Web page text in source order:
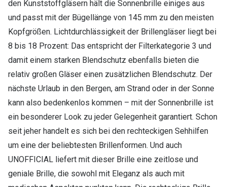
den Kunststoffgläsern hält die Sonnenbrille einiges aus
und passt mit der Bügellänge von 145 mm zu den meisten
Kopfgrößen. Lichtdurchlässigkeit der Brillengläser liegt bei
8 bis 18 Prozent: Das entspricht der Filterkategorie 3 und
damit einem starken Blendschutz ebenfalls bieten die
relativ großen Gläser einen zusätzlichen Blendschutz. Der
nächste Urlaub in den Bergen, am Strand oder in der Sonne
kann also bedenkenlos kommen – mit der Sonnenbrille ist
ein besonderer Look zu jeder Gelegenheit garantiert. Schon
seit jeher handelt es sich bei den rechteckigen Sehhilfen
um eine der beliebtesten Brillenformen. Und auch
UNOFFICIAL liefert mit dieser Brille eine zeitlose und
geniale Brille, die sowohl mit Eleganz als auch mit